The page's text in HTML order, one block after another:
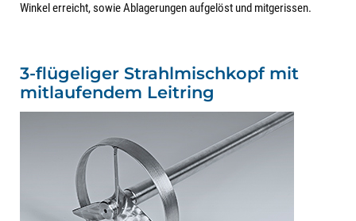
Winkel erreicht, sowie Ablagerungen aufgelöst und mitgerissen.
3-flügeliger Strahlmischkopf mit
mitlaufendem Leitring